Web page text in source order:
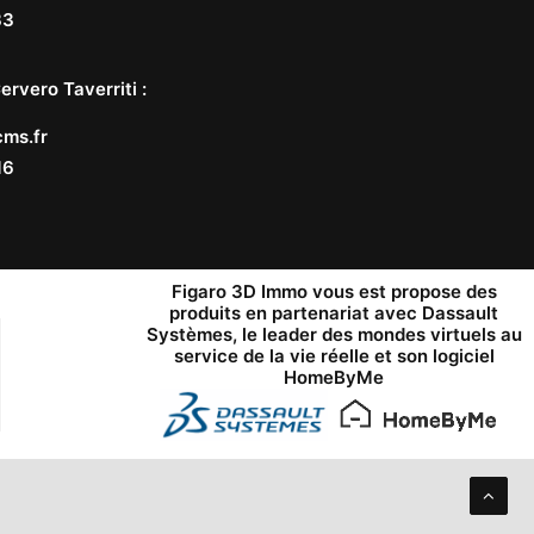
Taverriti :
Figaro 3D Immo vous est propose des
produits en partenariat avec Dassault
Systèmes, le leader des mondes virtuels au
service de la vie réelle et son logiciel
HomeByMe